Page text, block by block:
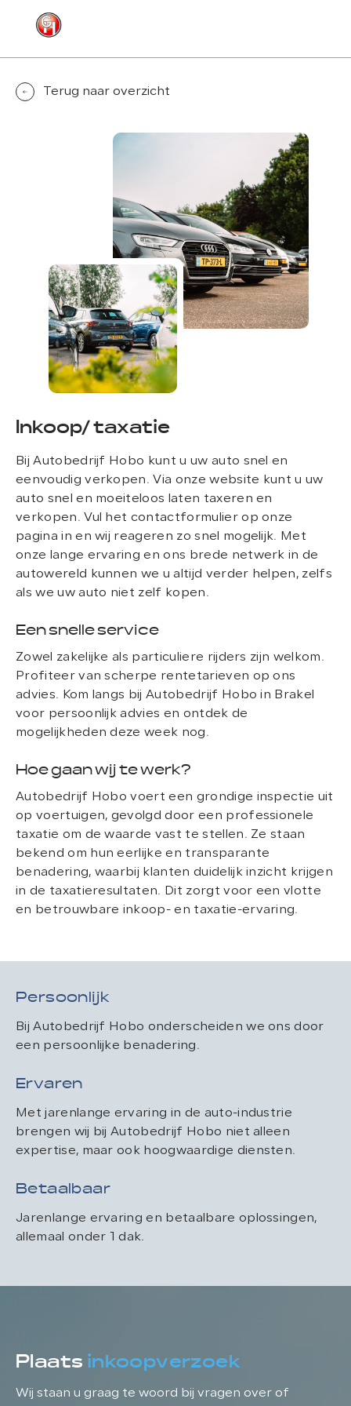
Terug naar overzicht
Inkoop/ taxatie
Bij Autobedrijf Hobo kunt u uw auto snel en
eenvoudig verkopen. Via onze website kunt u uw
auto snel en moeiteloos laten taxeren en
verkopen. Vul het contactformulier op onze
pagina in en wij reageren zo snel mogelijk. Met
onze lange ervaring en ons brede netwerk in de
autowereld kunnen we u altijd verder helpen, zelfs
als we uw auto niet zelf kopen.
Een snelle service
Zowel zakelijke als particuliere rijders zijn welkom.
Profiteer van scherpe rentetarieven op ons
advies. Kom langs bij Autobedrijf Hobo in Brakel
voor persoonlijk advies en ontdek de
mogelijkheden deze week nog.
Hoe gaan wij te werk?
Autobedrijf Hobo voert een grondige inspectie uit
op voertuigen, gevolgd door een professionele
taxatie om de waarde vast te stellen. Ze staan
bekend om hun eerlijke en transparante
benadering, waarbij klanten duidelijk inzicht krijgen
in de taxatieresultaten. Dit zorgt voor een vlotte
en betrouwbare inkoop- en taxatie-ervaring.
Persoonlijk
Bij Autobedrijf Hobo onderscheiden we ons door
een persoonlijke benadering.
Ervaren
Met jarenlange ervaring in de auto-industrie
brengen wij bij Autobedrijf Hobo niet alleen
expertise, maar ook hoogwaardige diensten.
Betaalbaar
Jarenlange ervaring en betaalbare oplossingen,
allemaal onder 1 dak.
Plaats inkoopverzoek
Wij staan u graag te woord bij vragen over of